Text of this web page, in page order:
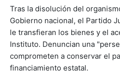
Tras la disolución del
Gobierno nacional, el Partido
le transfieran los bienes y el
Instituto. Denuncian una
comprometen a conservar el
financiamiento estatal.